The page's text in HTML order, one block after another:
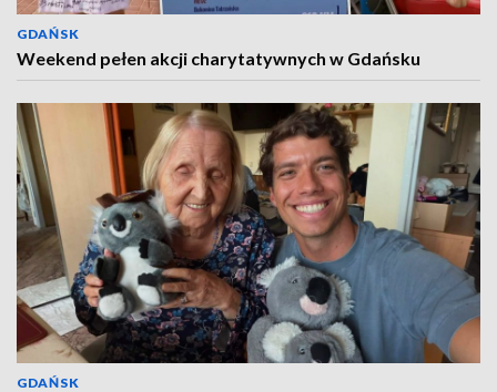
GDAŃSK
Weekend pełen akcji charytatywnych w Gdańsku
GDAŃSK